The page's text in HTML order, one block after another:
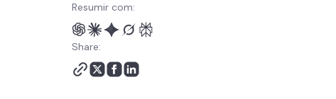
Resumir com:
Share: